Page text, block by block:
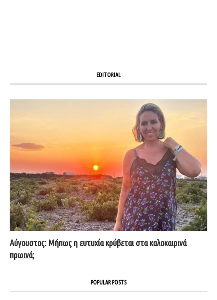
EDITORIAL
Αύγουστος: Μήπως η ευτυχία κρύβεται στα καλοκαιρινά
πρωινά;
POPULAR POSTS